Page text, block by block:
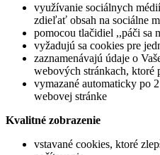
využívanie sociálnych
zdieľať obsah na sociálne
pomocou tlačidiel ,,páči sa
vyžadujú sa cookies pre
zaznamenávajú údaje o
webových stránkach, ktoré
vymazané automaticky po
webovej stránke
Kvalitné zobrazenie
vstavané cookies, ktoré